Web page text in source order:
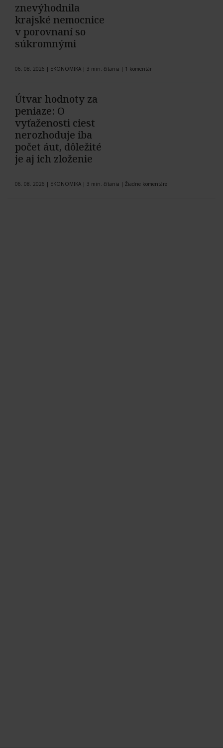
znevýhodnila
krajské nemocnice
v porovnaní so
súkromnými
06. 08. 2026 | EKONOMIKA | 3 min. čítania | 1 komentár
Útvar hodnoty za
peniaze: O
vyťaženosti ciest
nerozhoduje iba
počet áut, dôležité
je aj ich zloženie
06. 08. 2026 | EKONOMIKA | 3 min. čítania | Žiadne komentáre